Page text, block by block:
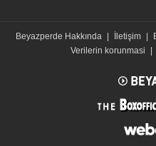
Beyazperde Hakkında İletişim
Verilerin korunmasi